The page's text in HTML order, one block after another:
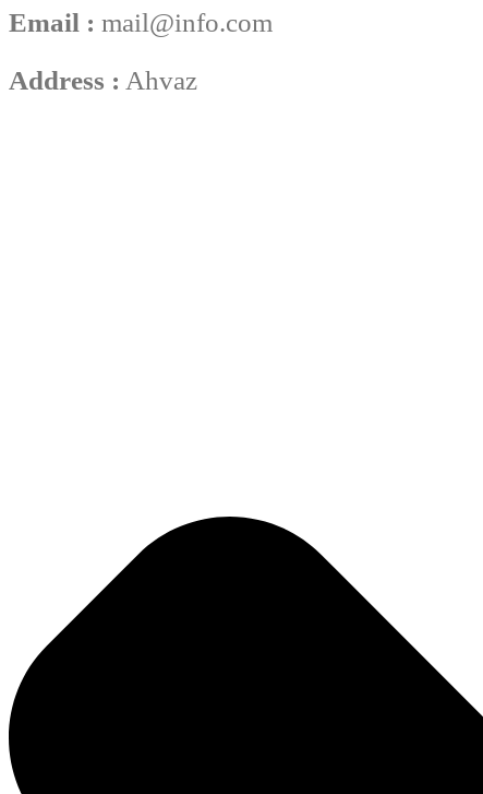
Email : mail@info.com
Address : Ahvaz